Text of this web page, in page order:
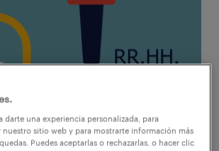
directora de Staffing &
Randstad
darte una experiencia personalizada, para
nuestro sitio web y para mostrarte información más
Puedes aceptarlas o rechazarlas, o hacer clic